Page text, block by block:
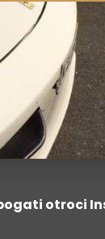
bogati otroci